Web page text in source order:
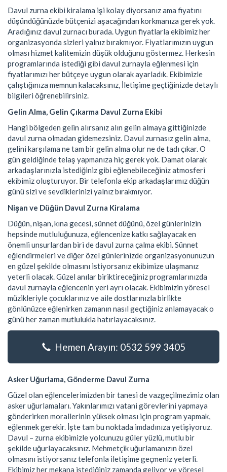
Davul zurna ekibi kiralama işi kolay diyorsanız ama fiyatını
düşündüğünüzde bütçenizi aşacağından korkmanıza gerek yok.
Aradığınız davul zurnacı burada. Uygun fiyatlarla ekibimiz her
organizasyonda sizleri yalnız bırakmıyor. Fiyatlarımızın uygun
olması hizmet kalitemizin düşük olduğunu göstermez. Herkesin
programlarında istediği gibi davul zurnayla eğlenmesi için
fiyatlarımızı her bütçeye uygun olarak ayarladık. Ekibimizle
çalıştığınıza memnun kalacaksınız, İletişime geçtiğinizde detaylı
bilgileri öğrenebilirsiniz.
Gelin Alma, Gelin Çıkarma Davul Zurna Ekibi
Hangi bölgeden gelin alırsanız alın gelin almaya gittiğinizde
davul zurna olmadan gidemezsiniz. Davul zurnasız gelin alma,
gelini karşılama ne tam bir gelin alma olur ne de tadı çıkar. O
gün geldiğinde telaş yapmanıza hiç gerek yok. Damat olarak
arkadaşlarınızla istediğiniz gibi eğlenebileceğiniz atmosferi
ekibimiz oluşturuyor. Bir telefonla ekip arkadaşlarımız düğün
günü sizi ve sevdiklerinizi yalnız bırakmıyor.
Nişan ve Düğün Davul Zurna Kiralama
Düğün, nişan, kına gecesi, sünnet düğünü, özel günlerinizin
hepsinde mutluluğunuza, eğlencenize katkı sağlayacak en
önemli unsurlardan biri de davul zurna çalma ekibi. Sünnet
eğlendirmeleri ve diğer özel günlerinizde organizasyonunuzun
en güzel şekilde olmasını istiyorsanız ekibimize ulaşmanız
yeterli olacak. Güzel anılar biriktireceğiniz programlarınızda
davul zurnayla eğlencenin yeri ayrı olacak. Ekibimizin yöresel
müzikleriyle çocuklarınız ve aile dostlarınızla birlikte
gönlünüzce eğlenirken zamanın nasıl geçtiğiniz anlamayacak o
günü her zaman mutlulukla hatırlayacaksınız.
Hemen Arayın: 0532 599 3405
Asker Uğurlama, Gönderme Davul Zurna
Güzel olan eğlencelerimizden bir tanesi de vazgeçilmezimiz olan
asker uğurlamaları. Yakınlarımızı vatani görevlerini yapmaya
gönderirken morallerinin yüksek olması için program yapmak,
eğlenmek gerekir. İşte tam bu noktada imdadınıza yetişiyoruz.
Davul – zurna ekibimizle yolcunuzu güler yüzlü, mutlu bir
şekilde uğurlayacaksınız. Mehmetçik uğurlamanızın özel
olmasını istiyorsanız telefonla iletişime geçmeniz yeterli.
Ekibimiz her mekana istediğiniz zamanda geliyor ve yöresel